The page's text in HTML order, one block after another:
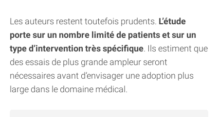
Les auteurs restent toutefois prudents. L’étude
porte sur un nombre limité de patients et sur un
type d’intervention très spécifique. Ils estiment que
des essais de plus grande ampleur seront
nécessaires avant d’envisager une adoption plus
large dans le domaine médical.